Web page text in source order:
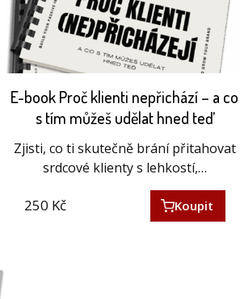
E-book Proč klienti nepřichází – a co
s tím můžeš udělat hned teď
Zjisti, co ti skutečně brání přitahovat
srdcové klienty s lehkostí,…
250 Kč Koupit